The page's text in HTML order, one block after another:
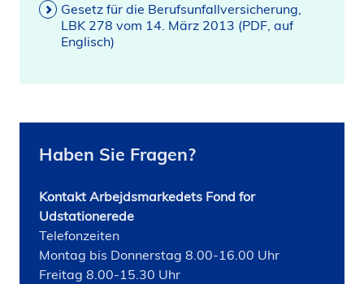
Gesetz für die Berufsunfallversicherung,
LBK 278 vom 14. März 2013 (PDF, auf
Englisch)
Haben Sie Fragen?
Kontakt Arbejdsmarkedets Fond for
Udstationerede
Telefonzeiten
Montag bis Donnerstag 8.00-16.00 Uhr
Freitag 8.00-15.30 Uhr